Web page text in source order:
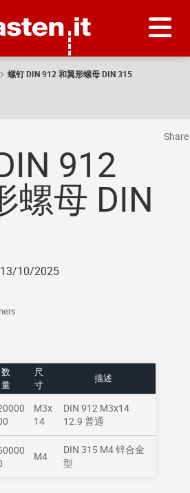
螺钉 DIN 912 和翼形螺母 DIN 315
912
螺母 DIN
13/10/2025
数
量
尺
寸
描述
M3x
14
DIN 912 M3x14
12.9 普通
M4
DIN 315 M4 锌合金
型
Share